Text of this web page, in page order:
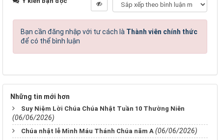
Bạn cần đăng nhập với tư cách là Thành viên chính thức
để có thể bình luận
Những tin mới hơn
Suy Niệm Lời Chúa Chúa Nhật Tuần 10 Thường Niên
(06/06/2026)
Chúa nhật lễ Mình Máu Thánh Chúa năm A (06/06/2026)